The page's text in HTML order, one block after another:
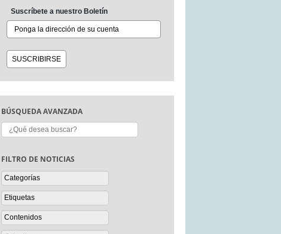
Suscríbete a nuestro Boletín
BÚSQUEDA AVANZADA
Buscar:
FILTRO DE NOTICIAS